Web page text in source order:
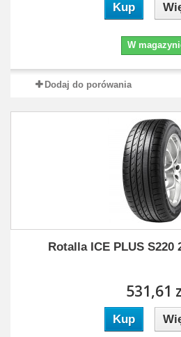
Kup
W
Dodaj do porówania
Rotalla ICE PLUS S220
531,61
Kup